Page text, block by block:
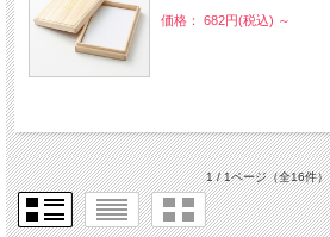
価格： 682円(税込) ～
1 / 1ページ（全16件）